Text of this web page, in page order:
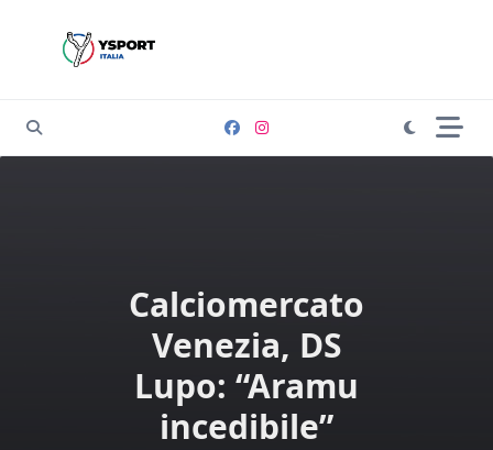
Calciomercato
Venezia, DS
Lupo: “Aramu
incedibile”